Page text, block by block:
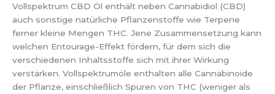
Vollspektrum CBD Öl enthält neben Cannabidiol (CBD)
auch sonstige natürliche Pflanzenstoffe wie Terpene
ferner kleine Mengen THC. Jene Zusammensetzung kann
welchen Entourage-Effekt fördern, für dem sich die
verschiedenen Inhaltsstoffe sich mit ihrer Wirkung
verstärken. Vollspektrumöle enthalten alle Cannabinoide
der Pflanze, einschließlich Spuren von THC (weniger als